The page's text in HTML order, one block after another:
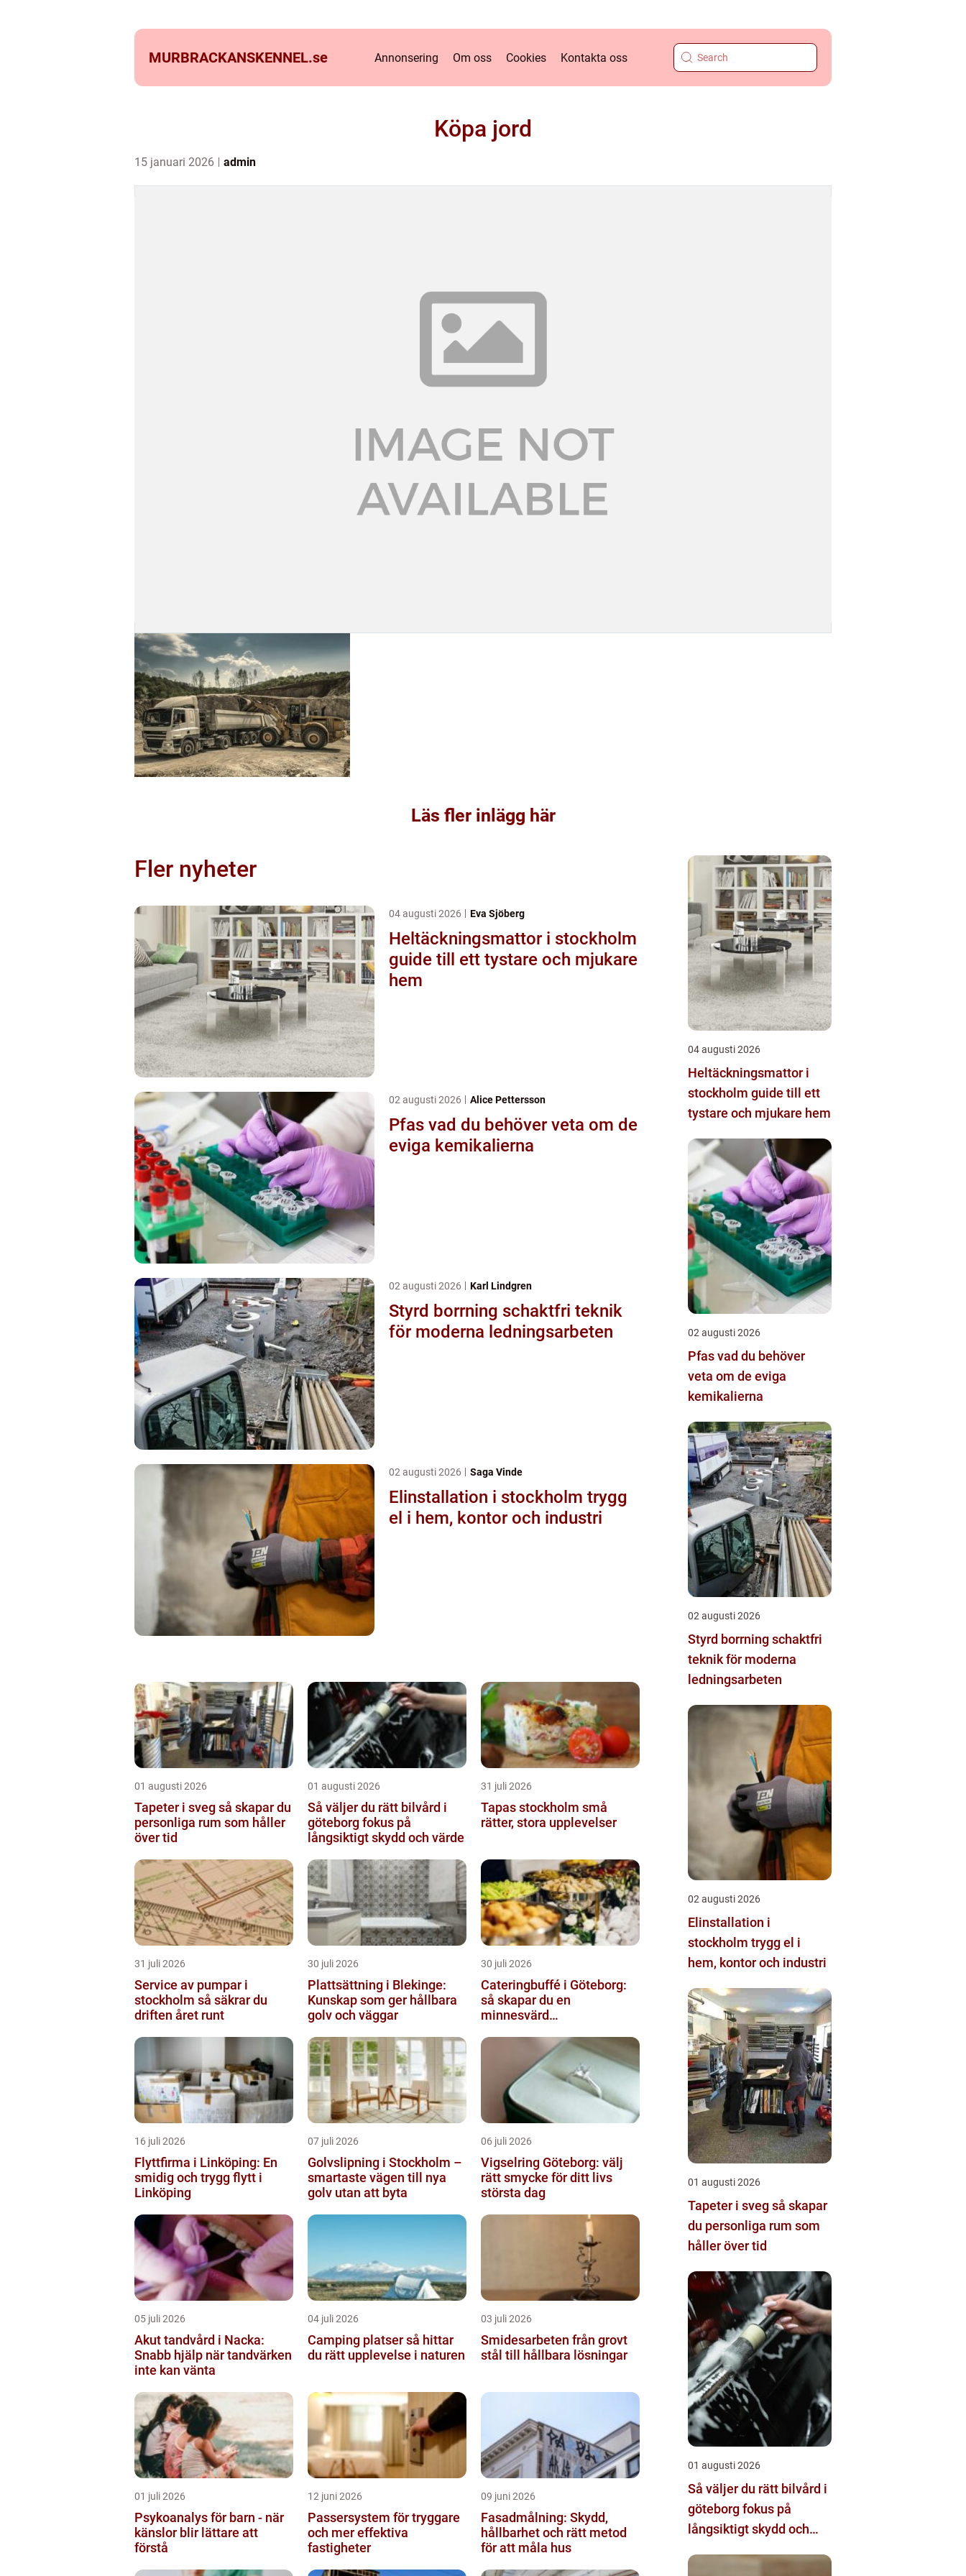
MURBRACKANSKENNEL.se Annonsering Om oss Cookies Kontakta oss
Köpa jord
15 januari 2026 admin
Läs fler inlägg här
Fler nyheter
04 augusti 2026 Eva Sjöberg
Heltäckningsmattor i stockholm
guide till ett tystare och mjukare
hem
02 augusti 2026 Alice Pettersson
Pfas vad du behöver veta om de
eviga kemikalierna
02 augusti 2026 Karl Lindgren
Styrd borrning schaktfri teknik
för moderna ledningsarbeten
02 augusti 2026 Saga Vinde
Elinstallation i stockholm trygg
el i hem, kontor och industri
01 augusti 2026
Tapeter i sveg så skapar du
personliga rum som håller
över tid
01 augusti 2026
Så väljer du rätt bilvård i
göteborg fokus på
långsiktigt skydd och värde
31 juli 2026
Tapas stockholm små
rätter, stora upplevelser
31 juli 2026
Service av pumpar i
stockholm så säkrar du
driften året runt
30 juli 2026
Plattsättning i Blekinge:
Kunskap som ger hållbara
golv och väggar
30 juli 2026
Cateringbuffé i Göteborg:
så skapar du en
minnesvärd
16 juli 2026
Flyttfirma i Linköping: En
smidig och trygg flytt i
Linköping
07 juli 2026
Golvslipning i Stockholm –
smartaste vägen till nya
golv utan att byta
06 juli 2026
Vigselring Göteborg: välj
rätt smycke för ditt livs
största dag
05 juli 2026
Akut tandvård i Nacka:
Snabb hjälp när tandvärken
inte kan vänta
04 juli 2026
Camping platser så hittar
du rätt upplevelse i naturen
03 juli 2026
Smidesarbeten från grovt
stål till hållbara lösningar
01 juli 2026
Psykoanalys för barn - när
känslor blir lättare att
förstå
12 juni 2026
Passersystem för tryggare
och mer effektiva
fastigheter
09 juni 2026
Fasadmålning: Skydd,
hållbarhet och rätt metod
för att måla hus
04 augusti 2026
Heltäckningsmattor i
stockholm guide till ett
tystare och mjukare hem
02 augusti 2026
Pfas vad du behöver
veta om de eviga
kemikalierna
02 augusti 2026
Styrd borrning schaktfri
teknik för moderna
ledningsarbeten
02 augusti 2026
Elinstallation i
stockholm trygg el i
hem, kontor och industri
01 augusti 2026
Tapeter i sveg så skapar
du personliga rum som
håller över tid
01 augusti 2026
Så väljer du rätt bilvård i
göteborg fokus på
långsiktigt skydd och